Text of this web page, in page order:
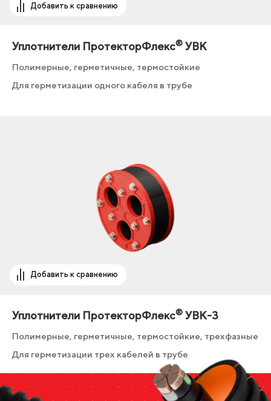
Добавить к сравнению
Уплотнители ПротекторФлекс® УВК
Полимерные, герметичные, термостойкие
Для герметизации одного кабеля в трубе
Добавить к сравнению
Уплотнители ПротекторФлекс® УВК-3
Полимерные, герметичные, термостойкие, трехфазные
Для герметизации трех кабелей в трубе